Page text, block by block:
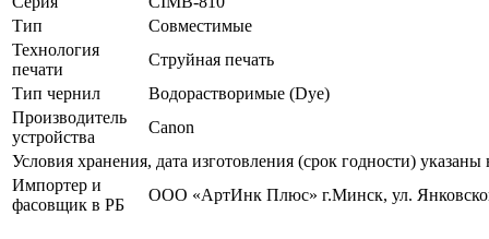
Тип
Совместимые
Технология
печати
Струйная печать
Тип чернил
Водорастворимые (Dye)
Производитель
устройства
Canon
Условия хранения, дата изготовления (срок годности) указаны
Импортер и
фасовщик в РБ
ООО «АртИнк Плюс» г.Минск, ул.